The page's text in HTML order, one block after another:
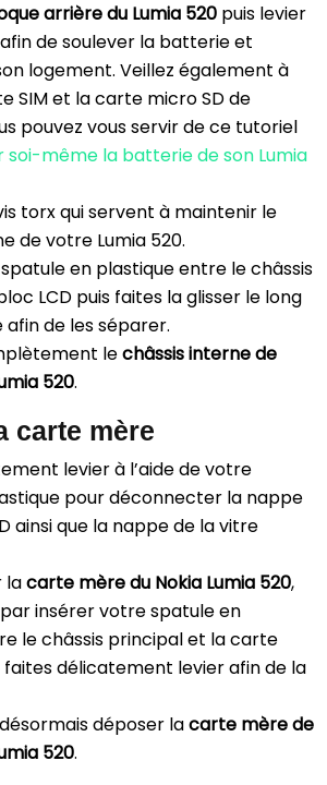
arrière du Lumia 520 puis levier
de soulever la batterie et
logement. Veillez également à
SIM et la carte micro SD de
pouvez vous servir de ce tutoriel
soi-même la batterie de son Lumia
torx qui servent à maintenir le
de votre Lumia 520.
en plastique entre le châssis
LCD puis faites la glisser le long
afin de les séparer.
lechâssis interne de
520.
carte mère
levier à l’aide de votre
pour déconnecter la nappe
ainsi que la nappe de la vitre
lacarte mère du Nokia Lumia 520,
insérer votre spatule en
le châssis principal et la carte
délicatement levier afin de la
déposer lacarte mère de
520.